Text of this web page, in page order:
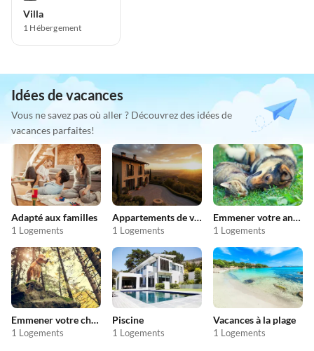
Villa
1 Hébergement
Idées de vacances
Vous ne savez pas où aller ? Découvrez des idées de
vacances parfaites!
Adapté aux familles
1 Logements
Appartements de vacances pas chers
1 Logements
Emmener votre animal en vacances
1 Logements
Emmener votre chien en vacances
1 Logements
Piscine
1 Logements
Vacances à la plage
1 Logements